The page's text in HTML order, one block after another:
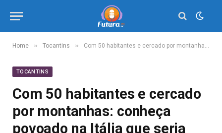
Home » Tocantins » Com 50 habitantes e cercado por montanhas: conheça povoado na Itália que seria destino de fuga de ex-governador do TO
TOCANTINS
Com 50 habitantes e cercado
por montanhas: conheça
povoado na Itália que seria